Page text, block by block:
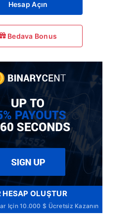
Hesap Açın
Bedava Bonus
HESAP OLUŞTUR
Için 10.000 $ Ücretsiz Kazanın